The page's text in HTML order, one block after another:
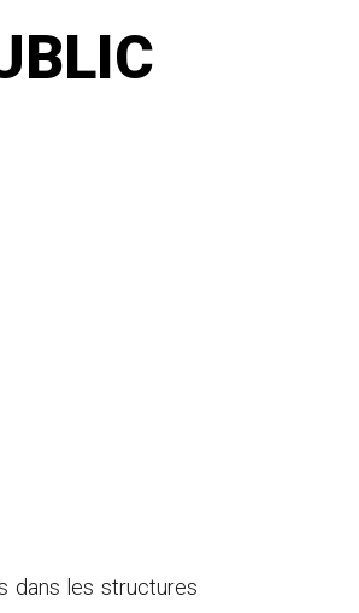
dans les structures